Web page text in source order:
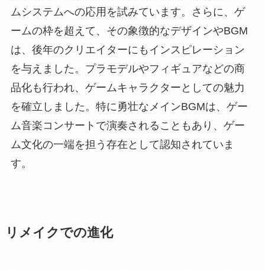
ムシステムへの応用を試みています。さらに、ゲ
ームの枠を超えて、その象徴的なデザインやBGM
は、後年のクリエイターにもインスピレーション
を与えました。プラモデルやフィギュアなどの商
品化も行われ、ゲームキャラクターとしての魅力
を確立しました。特に勇壮なメインBGMは、ゲー
ム音楽コンサートで演奏されることもあり、ゲー
ム文化の一端を担う存在として認知されていま
す。
リメイクでの進化